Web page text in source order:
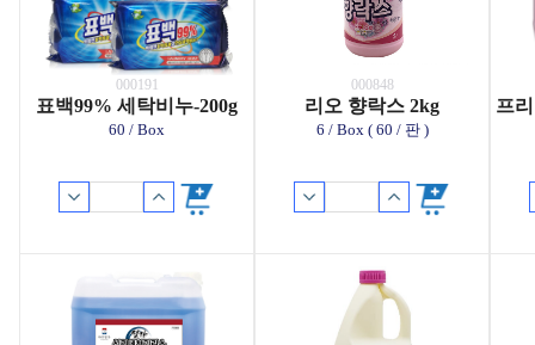
000191
표백99% 세탁비누-200g
60 / Box
000848
리오 향락스 2kg
6 / Box ( 60 / 판 )
프